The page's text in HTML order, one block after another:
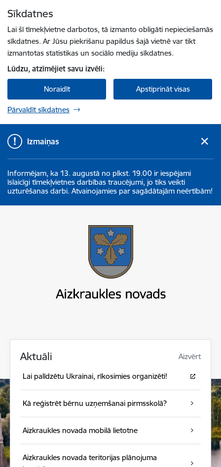
Sīkdatnes
Lai šī tīmekļvietne darbotos, tā izmanto obligāti nepieciešamās
sīkdatnes. Ar Jūsu piekrišanu papildus šajā vietnē var tikt
izmantotas statistikas un sociālo mediju sīkdatnes.
Lūdzu, atzīmējiet savu izvēli:
Noraidīt Apstiprināt visas
Pārvaldīt sīkdatnes
Izmaiņas
Informējam, ka 13. augustā no plkst. 19.00 ir iespējami
īslaicīgi tīmekļvietnes darbības traucējumi, jo tiks veikti
uzturēšanas darbi. Atvainojamies par sagādātajām neērtībām!
Aktuāli Aizvērt
Lai palīdzētu Ukrainai, rīkosimies organizēti!
Kā reģistrēt bērnu uzņemšanai pirmsskolā?
Aizkraukles novada mobilā lietotne
Aizkraukles novada teritorijas plānojuma